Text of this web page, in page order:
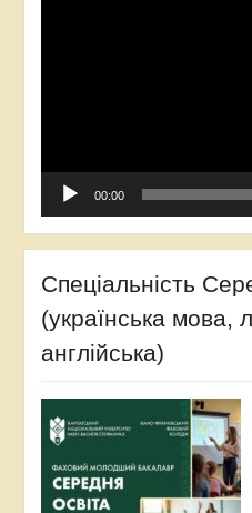
00:00
Спеціальність
(українська мова,
англійська)